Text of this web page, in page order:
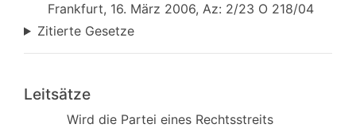
Frankfurt, 16. März 2006, Az: 2/23 O 218/04
Zitierte Gesetze
Leitsätze
Wird die Partei eines Rechtsstreits